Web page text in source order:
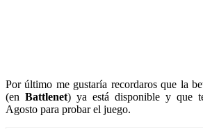
Por último me gustaría recordaros que la
(en Battlenet) ya está disponible y que
Agosto para probar el juego.